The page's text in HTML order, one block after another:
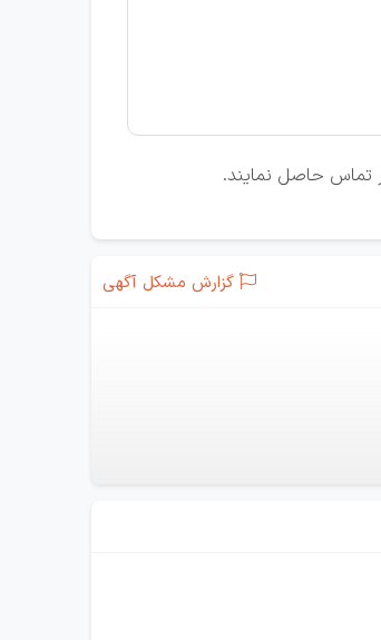
تماس حاصل نمایند.
گزارش مشکل آگهی